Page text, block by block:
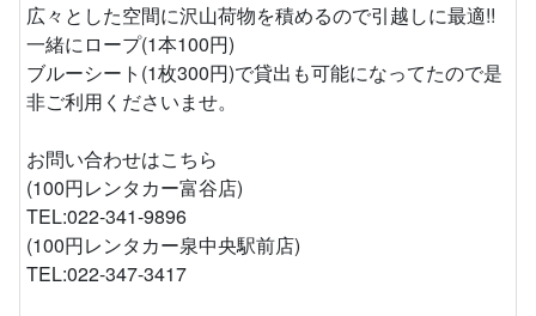
広々とした空間に沢山荷物を積めるので引越しに最適!!
一緒にロープ(1本100円)
ブルーシート(1枚300円)で貸出も可能になってたので是
非ご利用くださいませ。
お問い合わせはこちら
(100円レンタカー富谷店)
TEL:022-341-9896
(100円レンタカー泉中央駅前店)
TEL:022-347-3417